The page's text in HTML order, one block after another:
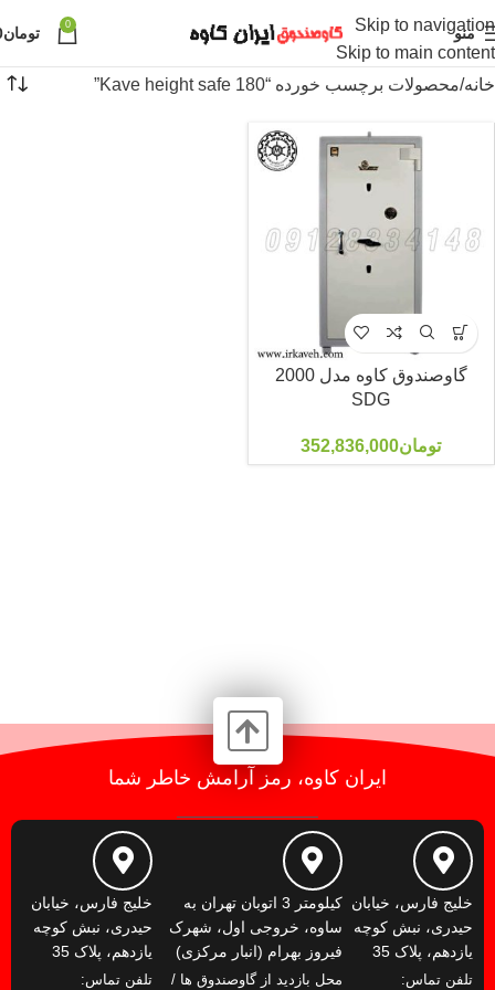
Skip to navigation
Skip to main content
منو 0 تومان
خانه محصولات برچسب خورده “180 Kave height safe”
گاوصندوق کاوه مدل 2000
SDG
تومان352,836,000
ایران کاوه، رمز آرامش خاطر شما
خلیج فارس، خیابان
حیدری، نبش کوچه
یازدهم، پلاک 35
تلفن تماس:
کیلومتر 3 اتوبان تهران به
ساوه، خروجی اول، شهرک
فیروز بهرام (انبار مرکزی)
محل بازدید از گاوصندوق ها /
خلیج فارس، خیابان
حیدری، نبش کوچه
یازدهم، پلاک 35
تلفن تماس: